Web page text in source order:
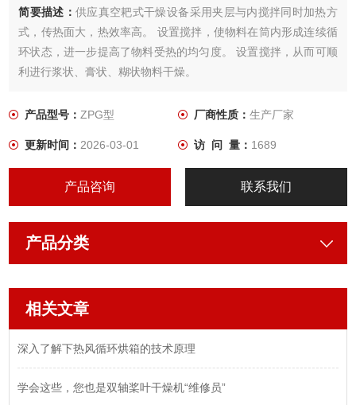
简要描述： 供应真空耙式干燥设备采用夹层与内搅拌同时加热方
式，传热面大，热效率高。 设置搅拌，使物料在筒内形成连续循
环状态，进一步提高了物料受热的均匀度。 设置搅拌，从而可顺
利进行浆状、膏状、糊状物料干燥。
产品型号：ZPG型 厂商性质： 生产厂家
更新时间：2026-03-01 访 问 量： 1689
产品咨询 联系我们
产品分类
相关文章
深入了解下热风循环烘箱的技术原理
学会这些，您也是双轴桨叶干燥机“维修员”